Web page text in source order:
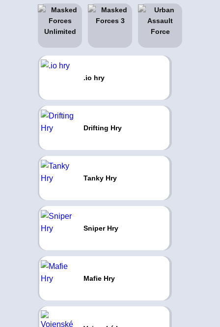
.io hry
Drifting Hry
Tanky Hry
Sniper Hry
Mafie Hry